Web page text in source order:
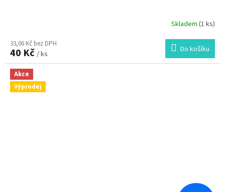
Skladem (1 ks)
33,06 Kč bez DPH
40 Kč / ks Do košíku
Akce
Výprodej